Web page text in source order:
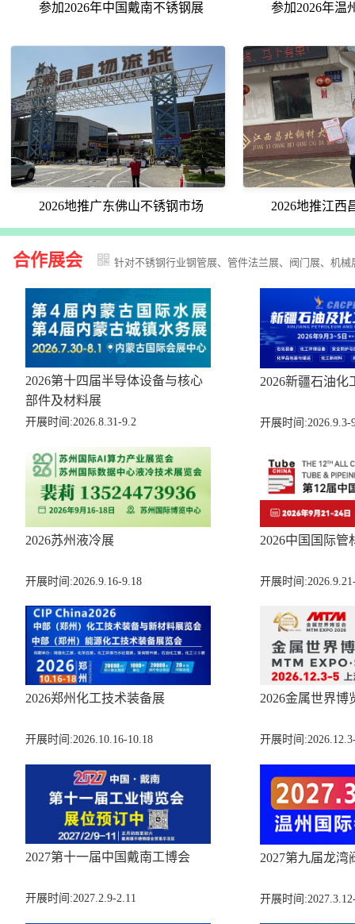
参加2026年中国戴南不锈钢展 参加2026年温
2026地推广东佛山不锈钢市场 2026地推江西
合作展会 针对不锈钢行业钢管展、管件法兰展、阀门展、机
2026第十四届半导体设备与核心
部件及材料展
开展时间:2026.8.31-9.2
2026新疆石油化
开展时间:2026.9.3-
2026苏州液冷展
开展时间:2026.9.16-9.18
2026中国国际管
开展时间
2026郑州化工技术装备展
开展时间:2026.10.16-10.18
2026金属世界博
开展时间
2027第十一届中国戴南工博会
开展时间:2027.2.9-2.11
2027第九届龙湾
开展时间